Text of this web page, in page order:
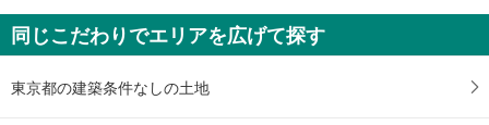
大田区田園調布本町
9,499万円
1LDK
土地面積 98.91m
東急多摩川線 「沼部」駅 徒歩6分
同じこだわりでエリアを広げて探す
東京都の建築条件なしの土地